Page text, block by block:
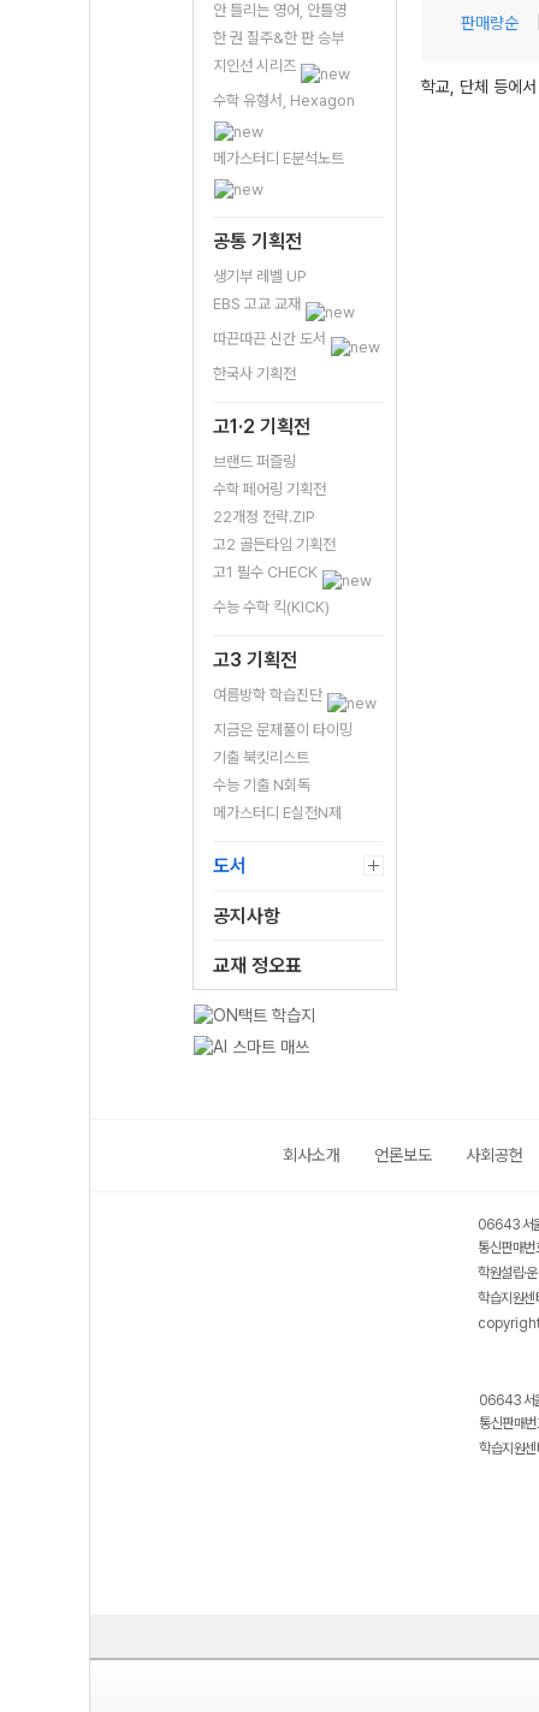
안 틀리는 영어, 안틀영
한 권 질주&한 판 승부
지인선 시리즈
수학 유형서, Hexagon
메가스터디 E분석노트
공통 기획전
생기부 레벨 UP
EBS 고교 교재
따끈따끈 신간 도서
한국사 기획전
고1·2 기획전
브랜드 퍼즐링
수학 페어링 기획전
22개정 전략.ZIP
고2 골든타임 기획전
고1 필수 CHECK
수능 수학 킥(KICK)
고3 기획전
여름방학 학습진단
지금은 문제풀이 타이밍
기출 북킷리스트
수능 기출 N회독
메가스터디 E실전N제
도서
공지사항
교재 정오표
판매량순
학교, 단체 등에
회사소개 언론보도 사회공헌
06643 서
통신판매
학원설립·
학습지원
06643 서
통신판매
학습지원